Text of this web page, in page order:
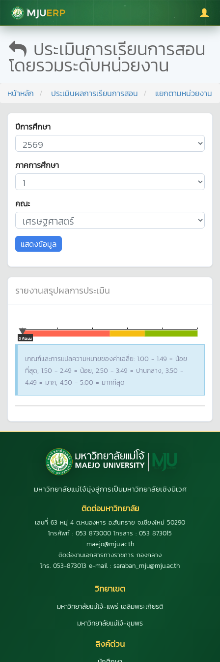
มหาวิทยาลัยแม่โจ้
ประเมินการเรียนการสอน
โดยรวมระดับหน่วยงาน
หน้าหลัก ประเมินผลการเรียนการสอน แยกตามหน่วยงาน
ปีการศึกษา
ภาคการศึกษา
คณะ
แสดงข้อมูล
รายงานสรุปผลการประเมิน
0 คะแนน
เกณฑ์และการแปลความหมายของค่าเฉลี่ย: 1.00 - 1.49 = น้อย
ที่สุด, 1.50 - 2.49 = น้อย, 2.50 - 3.49 = ปานกลาง, 3.50 -
4.49 = มาก, 4.50 - 5.00 = มากทีสุด
มหาวิทยาลัยแม่โจ้มุ่งสู่การเป็นมหาวิทยาลัยเชิงนิเวศ
ติดต่อมหาวิทยาลัย
เลขที่ 63 หมู่ 4 ต.หนองหาร อ.สันทราย จ.เชียงใหม่ 50290
โทรศัพท์ : 053 873000 โทรสาร : 053 873015
maejo@mju.ac.th
ติดต่องานเอกสารทางราชการ กองกลาง
โทร. 053-873013 e-mail : saraban_mju@mju.ac.th
วิทยาเขต
มหาวิทยาลัยแม่โจ้-แพร่ เฉลิมพระเกียรติ
มหาวิทยาลัยแม่โจ้-ชุมพร
ลิงค์ด่วน